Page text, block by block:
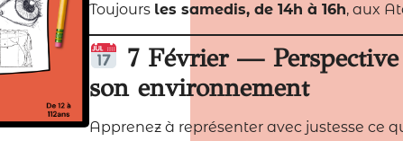
Toujours les samedis, de 14h à 16h, aux
7 Février —
son environnement
Apprenez à représenter avec justesse ce